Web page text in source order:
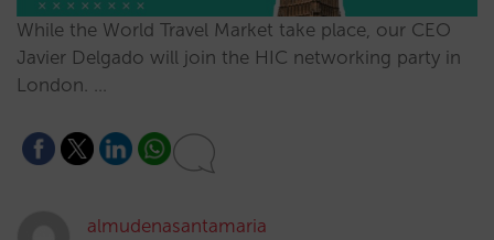
While the World Travel Market take place, our CEO
Javier Delgado will join the HIC networking party in
London. …
almudenasantamaria